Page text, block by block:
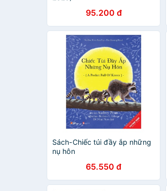
95.200 đ
Sách-Chiếc túi đầy ắp những
nụ hôn
65.550 đ